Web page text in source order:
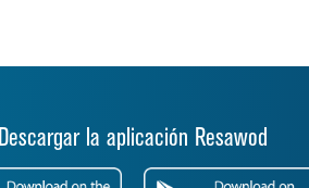
Descargar la aplicación Resawod